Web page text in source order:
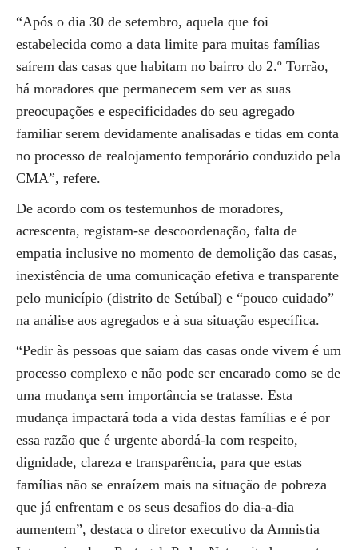
“Após o dia 30 de setembro, aquela que foi
estabelecida como a data limite para muitas famílias
saírem das casas que habitam no bairro do 2.º Torrão,
há moradores que permanecem sem ver as suas
preocupações e especificidades do seu agregado
familiar serem devidamente analisadas e tidas em conta
no processo de realojamento temporário conduzido pela
CMA”, refere.
De acordo com os testemunhos de moradores,
acrescenta, registam-se descoordenação, falta de
empatia inclusive no momento de demolição das casas,
inexistência de uma comunicação efetiva e transparente
pelo município (distrito de Setúbal) e “pouco cuidado”
na análise aos agregados e à sua situação específica.
“Pedir às pessoas que saiam das casas onde vivem é um
processo complexo e não pode ser encarado como se de
uma mudança sem importância se tratasse. Esta
mudança impactará toda a vida destas famílias e é por
essa razão que é urgente abordá-la com respeito,
dignidade, clareza e transparência, para que estas
famílias não se enraízem mais na situação de pobreza
que já enfrentam e os seus desafios do dia-a-dia
aumentem”, destaca o diretor executivo da Amnistia